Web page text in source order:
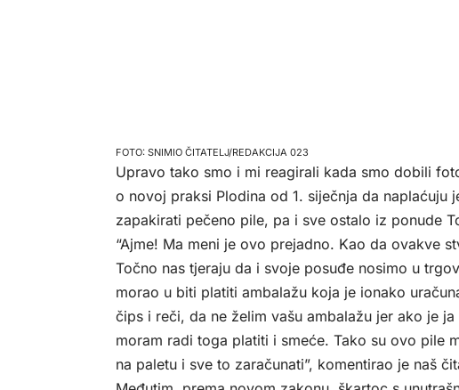
SNIMIO ČITATELJ/REDAKCIJA 023
Upravo tako smo i mi reagirali kada smo dobili
o novoj praksi Plodina od 1. siječnja da naplaćuju
zapakirati pečeno pile, pa i sve ostalo iz ponude
“Ajme! Ma meni je ovo prejadno. Kao da ovakve
Točno nas tjeraju da i svoje posuđe nosimo u
morao u biti platiti ambalažu koja je ionako
čips i reči, da ne želim vašu ambalažu jer ako je
moram radi toga platiti i smeće. Tako su ovo pile
na paletu i sve to zaračunati”, komentirao je naš